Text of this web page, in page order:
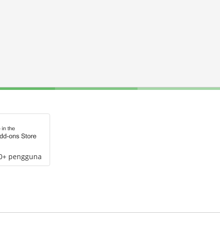
pengguna